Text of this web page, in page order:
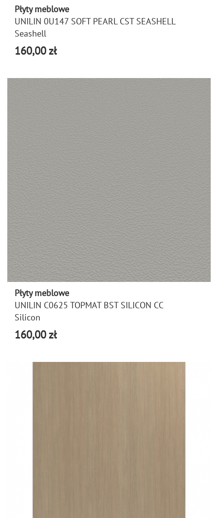
Płyty meblowe
UNILIN 0U147 SOFT PEARL CST SEASHELL
Seashell
160,00 zł
Płyty meblowe
UNILIN C0625 TOPMAT BST SILICON CC
Silicon
160,00 zł